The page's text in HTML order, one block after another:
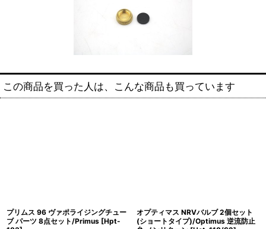
この商品を買った人は、こんな商品も買っています
プリムス 96 ヴァポライジングチュー
ブ パーツ 8点セット/Primus [Hpt-
オプティマス NRVバルブ 2個セット
(ショートタイプ)/Optimus 逆流防止